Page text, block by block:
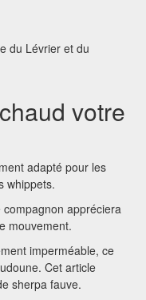
du Lévrier et du
votre
adapté pour les
whippets.
appréciera
mouvement.
imperméable, ce
Cet article
sherpa fauve.